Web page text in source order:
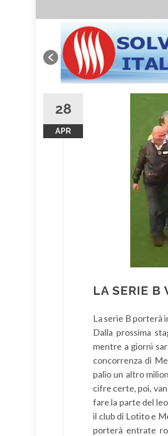
28
APR
LA SERIE B
La serie B porterà
Dalla prossima
mentre a giorni
concorrenza di
palio un altro
cifre certe, poi,
fare la parte del
il club di Lotito e
porterà entrate